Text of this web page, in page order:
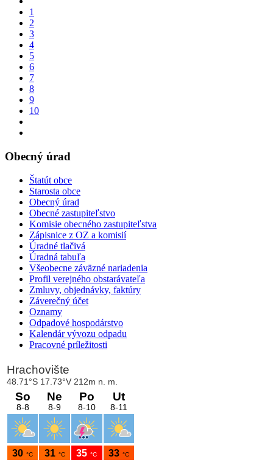
1
2
3
4
5
6
7
8
9
10
Obecný úrad
Štatút obce
Starosta obce
Obecný úrad
Obecné zastupiteľstvo
Komisie obecného zastupiteľstva
Zápisnice z OZ a komisií
Úradné tlačivá
Úradná tabuľa
Všeobecne záväzné nariadenia
Profil verejného obstarávateľa
Zmluvy, objednávky, faktúry
Záverečný účet
Oznamy
Odpadové hospodárstvo
Kalendár vývozu odpadu
Pracovné príležitosti